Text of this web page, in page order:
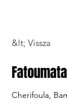
&lt; Vissza
Cherifoula,